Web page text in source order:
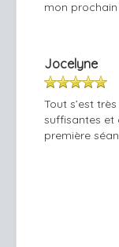
mon prochain
Jocelyne
Tout s’est
suffisantes et
première